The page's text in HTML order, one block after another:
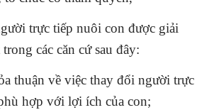
trực tiếp nuôi con được giải
các căn cứ sau đây:
thuận về việc thay đổi người trực
hợp với lợi ích của con;